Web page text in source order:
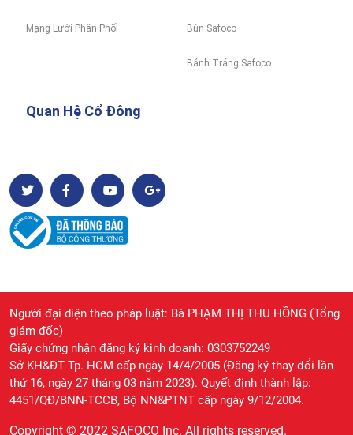
Mạng Lưới Phân Phối Bún Safoco
Bánh Tráng Safoco
Quan Hệ Cổ Đông
Copyright © 2022 SAFOCO Inc. All rights reserved.
Người đại diện theo pháp luật: Bà PHẠM THỊ THU HỒNG (Tổng
giám đốc)
Giấy chứng nhận đăng ký kinh doanh: 0303752249
Sở KH&ĐT Tp. HCM cấp ngày 14/4/2005 (Đăng ký thay đổi lần
thứ 16, ngày 27 tháng 03 năm 2023). Quyết định thành lập:
4451/QĐ/BNN-TCCB, Bộ NN&PTNT cấp ngày 9/12/2004.